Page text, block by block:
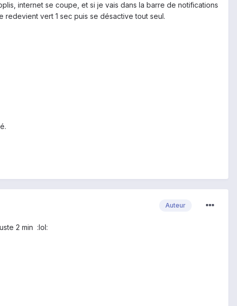
internet se coupe, et si je vais dans la barre de notifications
redevient vert 1 sec puis se désactive tout seul.
Auteur
2 min :lol: